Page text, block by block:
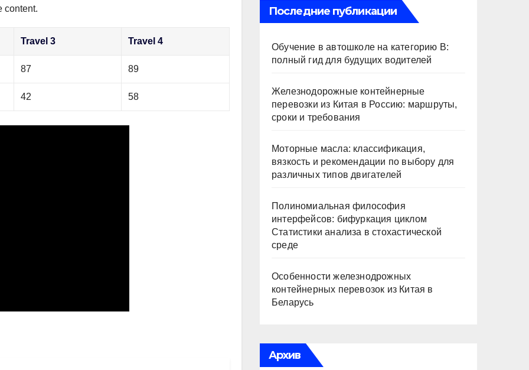
content.
Travel 3 Travel 4
87 89
42 58
Последние публикации
Обучение в автошколе на категорию В:
полный гид для будущих водителей
Железнодорожные контейнерные
перевозки из Китая в Россию: маршруты,
сроки и требования
Моторные масла: классификация,
вязкость и рекомендации по выбору для
различных типов двигателей
Полиномиальная философия
интерфейсов: бифуркация циклом
Статистики анализа в стохастической
среде
Особенности железнодрожных
контейнерных перевозок из Китая в
Беларусь
Архив